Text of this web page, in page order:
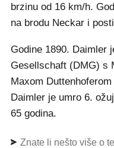
brzinu od 16 km/h.
na brodu Neckar i
Godine 1890. Daimler
Gesellschaft (DMG) s
Maxom
Daimler je umro 6.
65 godina.
Znate li nešto više o